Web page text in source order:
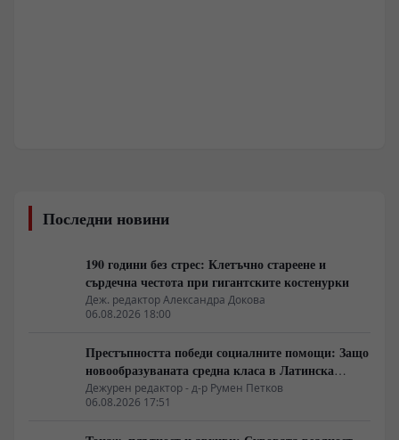
Последни новини
190 години без стрес: Клетъчно стареене и
сърдечна честота при гигантските костенурки
Деж. редактор Александра Докова
06.08.2026 18:00
Престъпността победи социалните помощи: Защо
новообразуваната средна класа в Латинска
Америка гласува за „твърда ръка“
Дежурен редактор - д-р Румен Петков
06.08.2026 17:51